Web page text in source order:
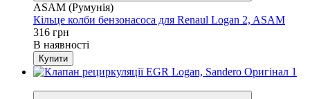
ASAM (Румунія)
Кільце колби бензонасоса для Renaul Logan 2, ASAM
316 грн
В наявності
Купити